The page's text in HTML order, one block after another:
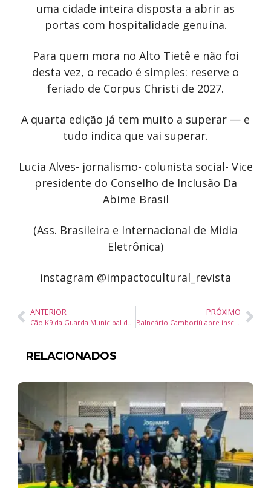
uma cidade inteira disposta a abrir as
portas com hospitalidade genuína.
Para quem mora no Alto Tietê e não foi
desta vez, o recado é simples: reserve o
feriado de Corpus Christi de 2027.
A quarta edição já tem muito a superar — e
tudo indica que vai superar.
Lucia Alves- jornalismo- colunista social- Vice
presidente do Conselho de Inclusão Da
Abime Brasil
(Ass. Brasileira e Internacional de Midia
Eletrônica)
instagram @impactocultural_revista
ANTERIOR PRÓXIMO
Balneário Camboriú abre inscrições para etapa do Circuito Municipal de Surf 2026 na Praia Central
RELACIONADOS